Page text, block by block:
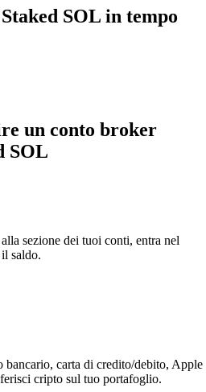
SOL in tempo
un conto broker
SOL
sezione dei tuoi conti, entra nel
saldo.
carta di credito/debito, Apple
cripto sul tuo portafoglio.